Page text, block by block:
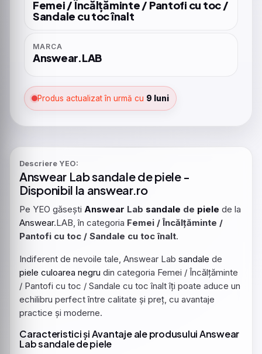
Femei / Încălțăminte / Pantofi cu toc /
Sandale cu toc înalt
MARCA
Answear.LAB
Produs actualizat în urmă cu 9 luni
Descriere YEO:
AnswearLabsandaledepiele-
Disponibil la answear.ro
Pe YEO găsești Answear Lab sandale de piele de la
Answear.LAB, în categoria Femei / Încălțăminte /
Pantofi cu toc / Sandale cu toc înalt.
Indiferent de nevoile tale, Answear Lab sandale de
piele culoarea negru din categoria Femei / Încălțăminte
/ Pantofi cu toc / Sandale cu toc înalt îți poate aduce un
echilibru perfect între calitate și preț, cu avantaje
practice și moderne.
Caracteristici și Avantaje ale produsului Answear
Lab sandale de piele